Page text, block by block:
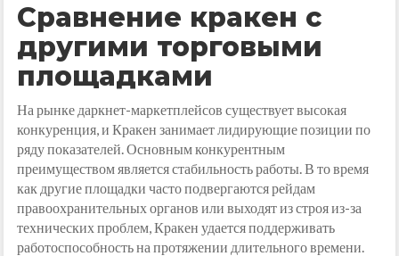
Сравнение кракен с
другими торговыми
площадками
На рынке даркнет-маркетплейсов существует высокая
конкуренция, и Кракен занимает лидирующие позиции по
ряду показателей. Основным конкурентным
преимуществом является стабильность работы. В то время
как другие площадки часто подвергаются рейдам
правоохранительных органов или выходят из строя из-за
технических проблем, Кракен удается поддерживать
работоспособность на протяжении длительного времени.